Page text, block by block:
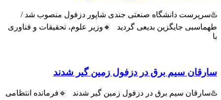
دانشگاه صنعتی جندی شاپور دزفول منصوب شد /
جایگزین بدیعی گردید 🔸وزیر علوم، تحقیقات و فناوری
سیم برق در دزفول زمین گیر شدند
سیم برق در دزفول زمین گیر شدند 🔹فرمانده انتظامی